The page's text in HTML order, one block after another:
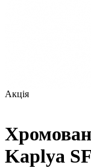
Акція
Kaplya